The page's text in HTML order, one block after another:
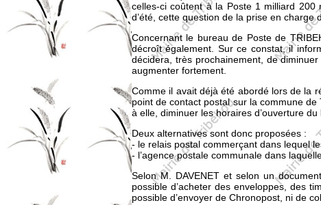
celles-ci coûtent à la Poste 1 milliard 200
d’été, cette question de la prise en
Concernant le bureau de Poste de
décroît également. Sur ce constat, il
décidera, très prochainement, de
augmenter fortement.
Comme il avait déjà été abordé lors de la
point de contact postal sur la commune de
à elle, diminuer les horaires d’ouverture
Deux alternatives sont donc proposées :
- le relais postal commerçant dans lequel
- l’agence postale communale dans
Selon M. DAVENET et selon un
possible d’acheter des enveloppes, des
possible d’envoyer de Chronopost, ni de